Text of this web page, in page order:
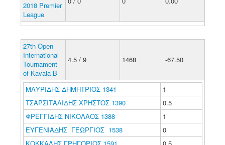
2018 Premier
League
27th Open
International
Tournament
of Kavala B
4.5 / 9 1468 -67.50
ΜΑΥΡΙΔΗΣ ΔΗΜΗΤΡΙΟΣ 1341
1
ΤΣΑΡΣΙΤΑΛΙΔΗΣ ΧΡΗΣΤΟΣ 1390
0.5
ΦΡΕΓΓΙΔΗΣ ΝΙΚΟΛΑΟΣ 1388
1
ΕΥΓΕΝΙΑΔΗΣ ΓΕΩΡΓΙΟΣ 1538
0